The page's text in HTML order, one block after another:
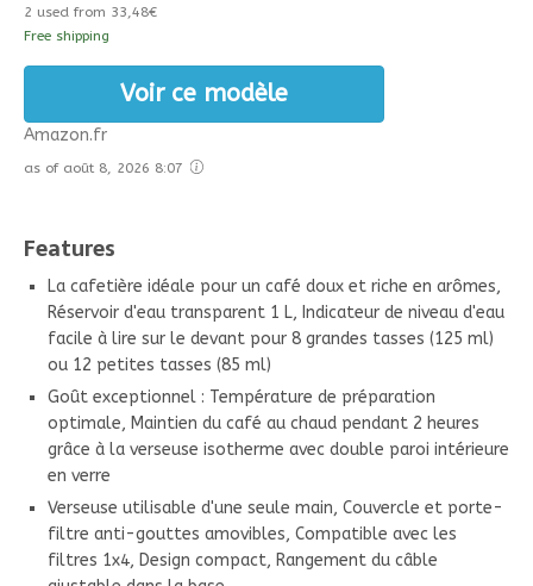
2 used from 33,48€
Free shipping
Voir ce modèle
Amazon.fr
as of août 8, 2026 8:07
Features
La cafetière idéale pour un café doux et riche en arômes,
Réservoir d'eau transparent 1 L, Indicateur de niveau d'eau
facile à lire sur le devant pour 8 grandes tasses (125 ml)
ou 12 petites tasses (85 ml)
Goût exceptionnel : Température de préparation
optimale, Maintien du café au chaud pendant 2 heures
grâce à la verseuse isotherme avec double paroi intérieure
en verre
Verseuse utilisable d'une seule main, Couvercle et porte-
filtre anti-gouttes amovibles, Compatible avec les
filtres 1x4, Design compact, Rangement du câble